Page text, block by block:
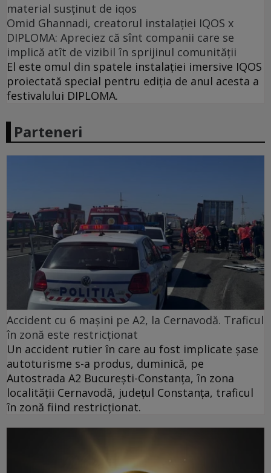
material susținut de iqos
Omid Ghannadi, creatorul instalației IQOS x
DIPLOMA: Apreciez că sînt companii care se
implică atît de vizibil în sprijinul comunității
El este omul din spatele instalației imersive IQOS
proiectată special pentru ediția de anul acesta a
festivalului DIPLOMA.
Parteneri
Accident cu 6 mașini pe A2, la Cernavodă. Traficul
în zonă este restricționat
Un accident rutier în care au fost implicate şase
autoturisme s-a produs, duminică, pe
Autostrada A2 Bucureşti-Constanţa, în zona
localităţii Cernavodă, judeţul Constanţa, traficul
în zonă fiind restricţionat.